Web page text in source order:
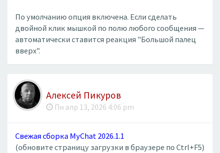
По умолчанию опция включена. Если сделать
двойной клик мышкой по полю любого сообщения —
автоматически ставится реакция "Большой палец
вверх".
Алексей Пикуров
Пн апр 13, 2026 4:06 pm
Свежая сборка MyChat 2026.1.1
(обновите страницу загрузки в браузере по Ctrl+F5)